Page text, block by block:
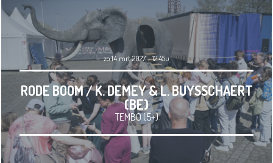
zo 14 mrt 2027 - 12.45u
RODE BOOM / K. DEMEY & L. BUYSSCHAERT
(BE)
TEMBO (5+)